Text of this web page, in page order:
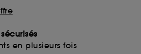
en plusieurs fois